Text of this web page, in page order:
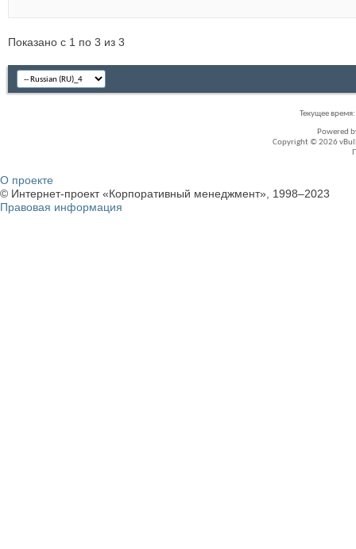
Показано с 1 по 3 из 3
Текущее время:
Powered
Copyright © 2026
О проекте
© Интернет-проект «Корпоративный менеджмент», 1998–2023
Правовая информация